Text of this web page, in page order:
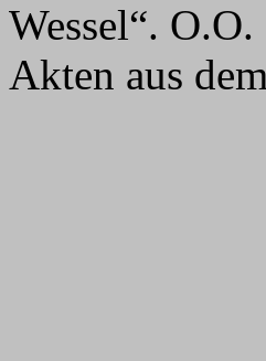
Wessel“.
Akten aus